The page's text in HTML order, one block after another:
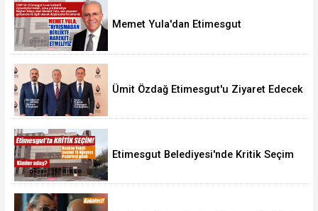
Memet Yula'dan Etimesgut
Ümit Özdağ Etimesgut'u Ziyaret Edecek
Etimesgut Belediyesi'nde Kritik Seçim